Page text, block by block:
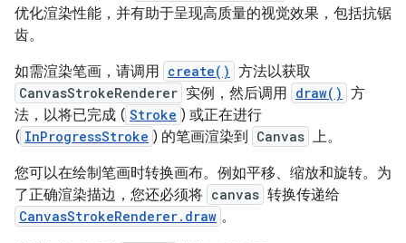
优化渲染性能，并有助于呈现高质量的视觉效果，包括抗锯
齿。
如需渲染笔画，请调用 create() 方法以获取
CanvasStrokeRenderer 实例，然后调用 draw() 方
法，以将已完成 ( Stroke ) 或正在进行
( InProgressStroke ) 的笔画渲染到 Canvas 上。
您可以在绘制笔画时转换画布。例如平移、缩放和旋转。为
了正确渲染描边，您还必须将 canvas 转换传递给
CanvasStrokeRenderer.draw 。